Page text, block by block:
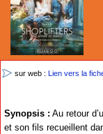
sur web : Lien vers la
Synopsis : Au retour
et son fils recueillent